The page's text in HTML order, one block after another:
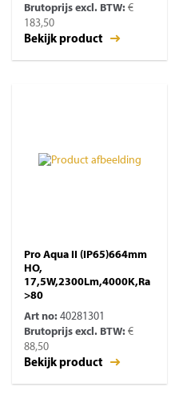
Brutoprijs excl. BTW: €
183,50
Bekijk product
Pro Aqua II (IP65)664mm
HO,
17,5W,2300Lm,4000K,Ra
>80
Art no: 40281301
Brutoprijs excl. BTW: €
88,50
Bekijk product